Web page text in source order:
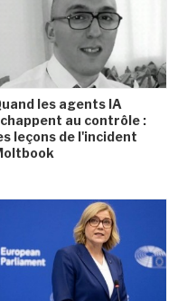
les agents IA
au contrôle :
leçons de l'incident